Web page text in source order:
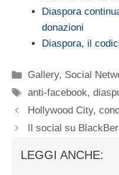
Diaspora
donazioni
Diaspora, il
Categorie
Gallery, Social
Tag
anti-facebook,
Hollywood City,
Il social su
LEGGI ANCHE: